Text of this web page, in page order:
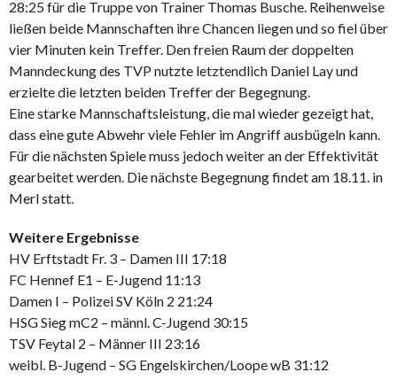
28:25 für die Truppe von Trainer Thomas Busche. Reihenweise
ließen beide Mannschaften ihre Chancen liegen und so fiel über
vier Minuten kein Treffer. Den freien Raum der doppelten
Manndeckung des TVP nutzte letztendlich Daniel Lay und
erzielte die letzten beiden Treffer der Begegnung.
Eine starke Mannschaftsleistung, die mal wieder gezeigt hat,
dass eine gute Abwehr viele Fehler im Angriff ausbügeln kann.
Für die nächsten Spiele muss jedoch weiter an der Effektivität
gearbeitet werden. Die nächste Begegnung findet am 18.11. in
Merl statt.
Weitere Ergebnisse
HV Erftstadt Fr. 3 – Damen III 17:18
FC Hennef E1 – E-Jugend 11:13
Damen I – Polizei SV Köln 2 21:24
HSG Sieg mC2 – männl. C-Jugend 30:15
TSV Feytal 2 – Männer III 23:16
weibl. B-Jugend – SG Engelskirchen/Loope wB 31:12